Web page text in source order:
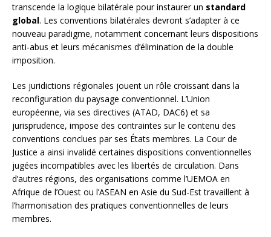
transcende la logique bilatérale pour instaurer un standard
global. Les conventions bilatérales devront s’adapter à ce
nouveau paradigme, notamment concernant leurs dispositions
anti-abus et leurs mécanismes d’élimination de la double
imposition.
Les juridictions régionales jouent un rôle croissant dans la
reconfiguration du paysage conventionnel. L’Union
européenne, via ses directives (ATAD, DAC6) et sa
jurisprudence, impose des contraintes sur le contenu des
conventions conclues par ses États membres. La Cour de
Justice a ainsi invalidé certaines dispositions conventionnelles
jugées incompatibles avec les libertés de circulation. Dans
d’autres régions, des organisations comme l’UEMOA en
Afrique de l’Ouest ou l’ASEAN en Asie du Sud-Est travaillent à
l’harmonisation des pratiques conventionnelles de leurs
membres.